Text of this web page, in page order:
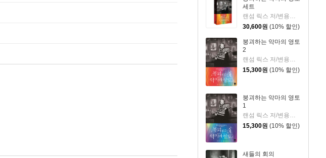
세트
랜섬 릭스 저/변용란 역
30,600원 (10% 할인)
붕괴하는 악마의 영토
2
랜섬 릭스 저/변용란 역
15,300원 (10% 할인)
붕괴하는 악마의 영토
1
랜섬 릭스 저/변용란 역
15,300원 (10% 할인)
새들의 회의